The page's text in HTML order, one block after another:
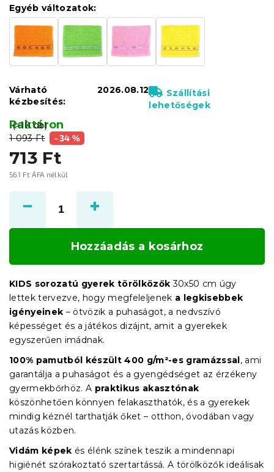
1 093 Ft –34 %
713 Ft
561 Ft ÁFA nélkül
Raktáron
(>10 db)
Egyéb változatok:
Várható
kézbesítés:
2026.08.12
Szállítási
lehetőségek
Hozzáadás a kosárhoz
KIDS sorozatú gyerek törölközők 30x50 cm úgy
lettek tervezve, hogy megfeleljenek a legkisebbek
igényeinek – ötvözik a puhaságot, a nedvszívó
képességet és a játékos dizájnt, amit a gyerekek
egyszerűen imádnak.
100% pamutból készült 400 g/m²-es gramázssal, ami
garantálja a puhaságot és a gyengédséget az érzékeny
gyermekbőrhöz. A praktikus akasztónak
köszönhetően könnyen felakaszthatók, és a gyerekek
mindig kéznél tarthatják őket – otthon, óvodában vagy
utazás közben.
Vidám képek és élénk színek teszik a mindennapi
higiénét szórakoztató szertartássá. A törölközők ideálisak